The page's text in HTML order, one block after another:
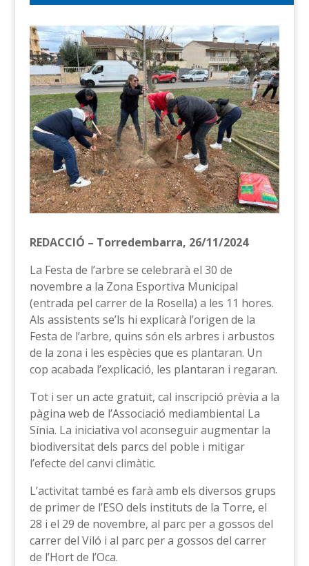
REDACCIÓ – Torredembarra, 26/11/2024
La Festa de l’arbre se celebrarà el 30 de
novembre a la Zona Esportiva Municipal
(entrada pel carrer de la Rosella) a les 11 hores.
Als assistents se’ls hi explicarà l’origen de la
Festa de l’arbre, quins són els arbres i arbustos
de la zona i les espècies que es plantaran. Un
cop acabada l’explicació, les plantaran i regaran.
Tot i ser un acte gratuït, cal inscripció prèvia a la
pàgina web de l’Associació mediambiental La
Sínia. La iniciativa vol aconseguir augmentar la
biodiversitat dels parcs del poble i mitigar
l’efecte del canvi climàtic.
L’activitat també es farà amb els diversos grups
de primer de l’ESO dels instituts de la Torre, el
28 i el 29 de novembre, al parc per a gossos del
carrer del Viló i al parc per a gossos del carrer
de l’Hort de l’Oca.